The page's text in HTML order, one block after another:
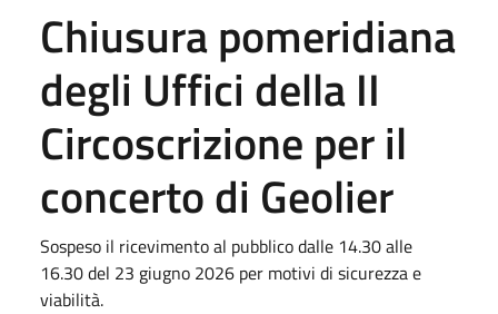
Chiusura pomeridiana
degli Uffici della II
Circoscrizione per il
concerto di Geolier
Sospeso il ricevimento al pubblico dalle 14.30 alle
16.30 del 23 giugno 2026 per motivi di sicurezza e
viabilità.